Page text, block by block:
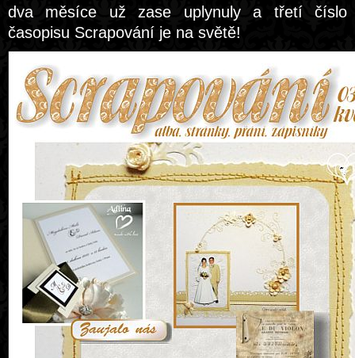
dva měsíce už zase uplynuly a třetí číslo
časopisu Scrapování je na světě!